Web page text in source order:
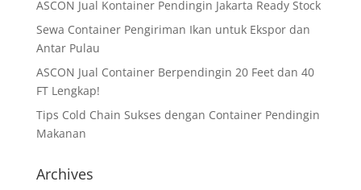
ASCON Jual Kontainer Pendingin Jakarta Ready Stock
Sewa Container Pengiriman Ikan untuk Ekspor dan
Antar Pulau
ASCON Jual Container Berpendingin 20 Feet dan 40
FT Lengkap!
Tips Cold Chain Sukses dengan Container Pendingin
Makanan
Archives